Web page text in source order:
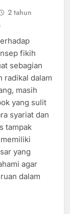
2 tahun
fikih
sebagian
radikal dalam
masih
yang sulit
syariat dan
tampak
yang
agar
dalam